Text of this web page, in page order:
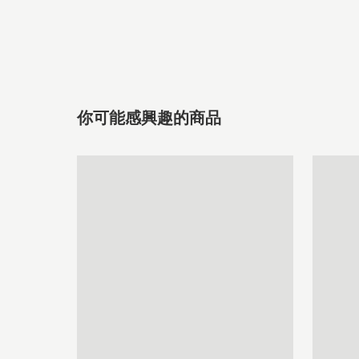
你可能感興趣的商品